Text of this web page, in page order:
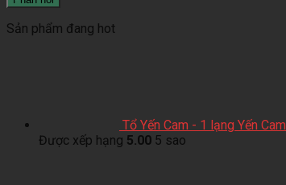
Sản phẩm đang hot
Tổ Yến Cam - 1 lạng Yến Cam
Được xếp hạng 5.00 5 sao